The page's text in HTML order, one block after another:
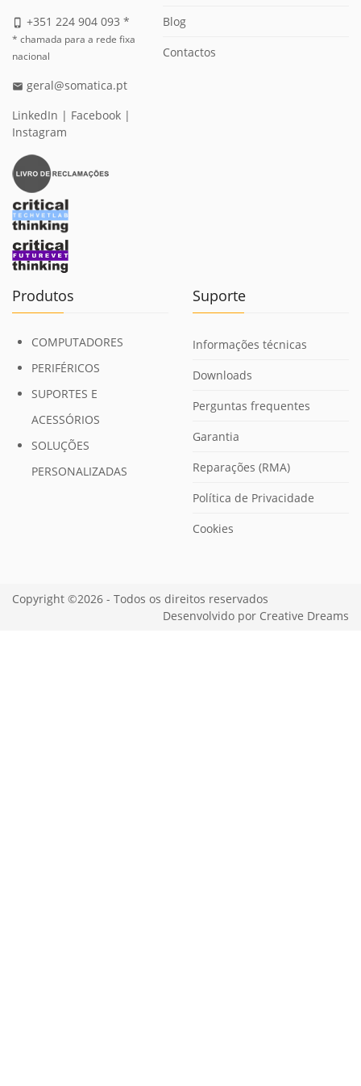
phone_iphone +351 224 904 093 *
* chamada para a rede fixa
nacional
email geral@somatica.pt
LinkedIn | Facebook |
Instagram
Blog
Contactos
Produtos
COMPUTADORES
PERIFÉRICOS
SUPORTES E
ACESSÓRIOS
SOLUÇÕES
PERSONALIZADAS
Suporte
Informações técnicas
Downloads
Perguntas frequentes
Garantia
Reparações (RMA)
Política de Privacidade
Cookies
Copyright ©2026 - Todos os direitos reservados
Desenvolvido por Creative Dreams